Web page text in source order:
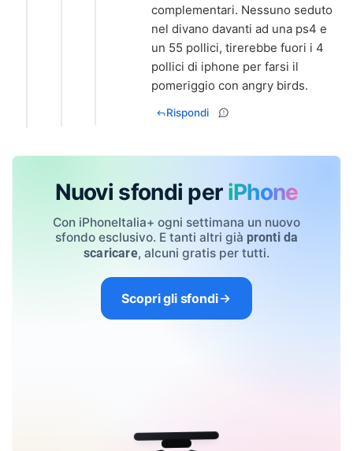
complementari. Nessuno seduto
nel divano davanti ad una ps4 e
un 55 pollici, tirerebbe fuori i 4
pollici di iphone per farsi il
pomeriggio con angry birds.
Rispondi
Nuovi sfondi per iPhone
Con iPhoneItalia+ ogni settimana un nuovo
sfondo esclusivo. E tanti altri già pronti da
scaricare, alcuni gratis per tutti.
Scopri gli sfondi